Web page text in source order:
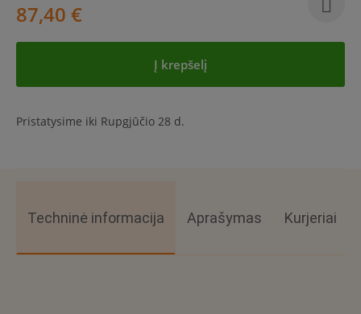
87,40 €
Į krepšelį
Pristatysime iki Rupgjūčio 28 d.
Techninė informacija Aprašymas Kurjeriai